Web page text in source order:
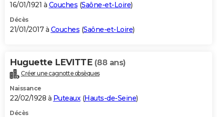
16/01/1921 à Couches (Saône-et-Loire)
Décès
21/01/2017 à Couches (Saône-et-Loire)
Huguette LEVITTE (88 ans)
Créer une cagnotte obsèques
Naissance
22/02/1928 à Puteaux(Hauts-de-Seine)
Décès